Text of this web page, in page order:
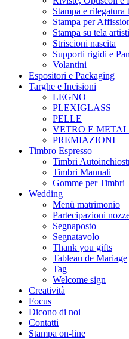
Stampa e rilegatura
Stampa per
Stampa su tela
Striscioni nascita
Supporti rigidi e
Volantini
Espositori e Packaging
Targhe e Incisioni
LEGNO
PLEXIGLASS
PELLE
VETRO E
PREMIAZIONI
Timbro Espresso
Timbri
Timbri Manuali
Gomme per Timbri
Wedding
Menù matrimonio
Partecipazioni
Segnaposto
Segnatavolo
Thank you gifts
Tableau de Mariage
Tag
Welcome sign
Creatività
Focus
Dicono di noi
Contatti
Stampa on-line